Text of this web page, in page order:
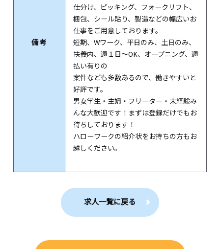
備考
仕分け、ピッキング、フォークリフト、
梱包、シール貼り、製造などの幅広いお
仕事をご用意しております。
短期、Wワーク、平日のみ、土日のみ、
扶養内、週１日～OK、オープニング、週
払い有りの
案件なども多数あるので、働きやすいと
好評です。
男女学生・主婦・フリーター・未経験み
んな大歓迎です！まずは登録だけでもお
待ちしております！
ハローワークの紹介状をお持ちの方もお
越しください。
求人一覧に戻る